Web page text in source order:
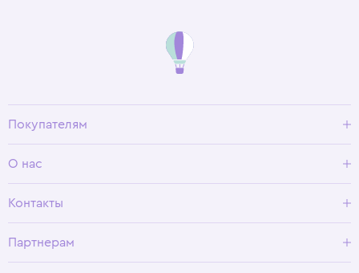
Покупателям
Условия возврата
О нас
Программа лояльности
Контакты
Партнерам